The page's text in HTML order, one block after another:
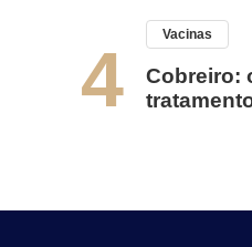
4
Vacinas
Cobreiro: